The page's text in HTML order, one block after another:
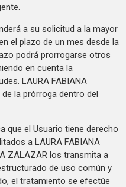
a su solicitud a la mayor
el plazo de un mes desde la
podrá prorrogarse otros
en cuenta la
LAURA FABIANA
la prórroga dentro del
que el Usuario tiene derecho
a LAURA FABIANA
ZALAZAR los transmita a
de uso común y
el tratamiento se efectúe